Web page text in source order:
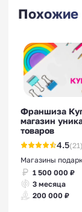
Франшиза
магазин
товаров
4.5(21)
Магазины
1 500 000 ₽
3 месяца
200 000 ₽